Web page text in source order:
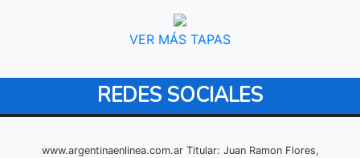
VER MÁS TAPAS
REDES SOCIALES
www.argentinaenlinea.com.ar Titular: Juan Ramon Flores,